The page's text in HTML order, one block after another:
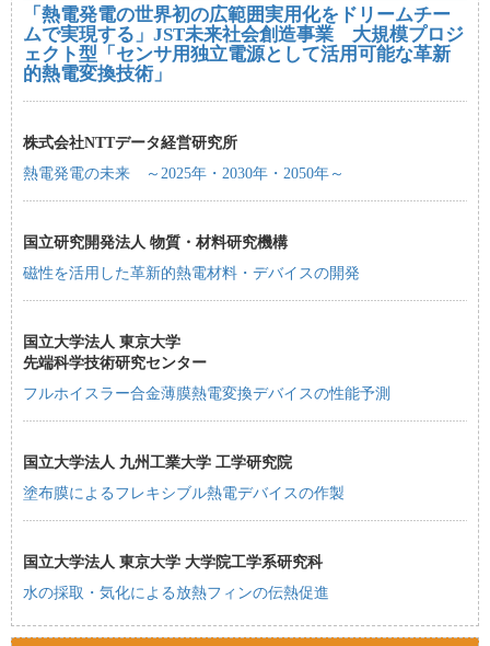
「熱電発電の世界初の広範囲実用化をドリームチー
ムで実現する」JST未来社会創造事業 大規模プロジ
ェクト型「センサ用独立電源として活用可能な革新
的熱電変換技術」
株式会社NTTデータ経営研究所
熱電発電の未来 ～2025年・2030年・2050年～
国立研究開発法人 物質・材料研究機構
磁性を活用した革新的熱電材料・デバイスの開発
国立大学法人 東京大学
先端科学技術研究センター
フルホイスラー合金薄膜熱電変換デバイスの性能予測
国立大学法人 九州工業大学 工学研究院
塗布膜によるフレキシブル熱電デバイスの作製
国立大学法人 東京大学 大学院工学系研究科
水の採取・気化による放熱フィンの伝熱促進